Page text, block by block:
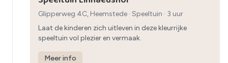
Glipperweg 4C, Heemstede · Speeltuin
· 3 uur
Laat de kinderen zich uitleven in deze kleurrijke
speeltuin vol plezier en vermaak.
Meer info